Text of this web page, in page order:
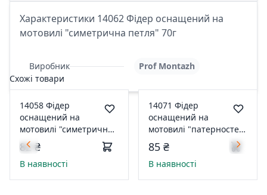
Характеристики 14062 Фідер оснащений на
мотовилі "симетрична петля" 70г
Виробник
Prof Montazh
Схожі товари
14058 Фідер
оснащений на
мотовилі "симетрична
петля" 30г
82 ₴
В наявності
14071 Фідер
оснащений на
мотовилі "патерностер
гарднера" 40г
85 ₴
В наявності